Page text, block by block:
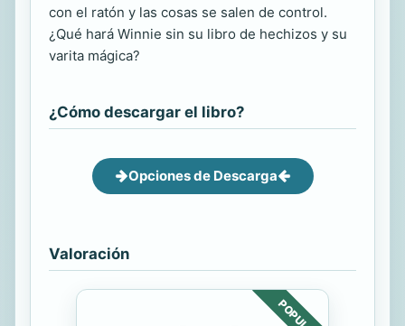
con el ratón y las cosas se salen de control.
¿Qué hará Winnie sin su libro de hechizos y su
varita mágica?
¿Cómo descargar el libro?
Opciones de Descarga
Valoración